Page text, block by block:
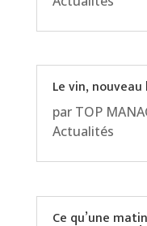
Le vin,
par TOP
Actualités
Ce qu’une